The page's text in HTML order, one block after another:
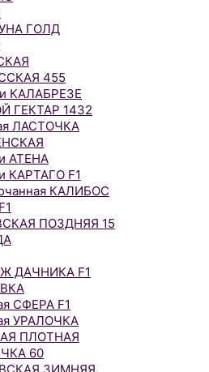
ГОЛД
455
КАЛАБРЕЗЕ
ГЕКТАР 1432
ЛАСТОЧКА
АТЕНА
КАРТАГО F1
КАЛИБОС
ПОЗДНЯЯ 15
ДАЧНИКА F1
СФЕРА F1
УРАЛОЧКА
ПЛОТНАЯ
60